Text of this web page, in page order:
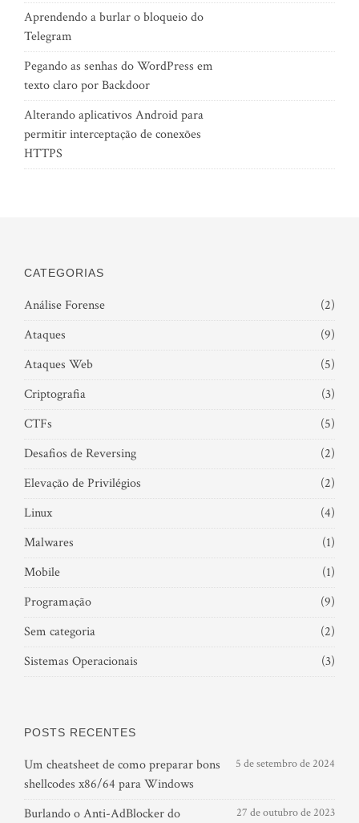
Aprendendo a burlar o bloqueio do
Telegram
Pegando as senhas do WordPress em
texto claro por Backdoor
Alterando aplicativos Android para
permitir interceptação de conexões
HTTPS
CATEGORIAS
Análise Forense
(2)
Ataques
(9)
Ataques Web
(5)
Criptografia
(3)
CTFs
(5)
Desafios de Reversing
(2)
Elevação de Privilégios
(2)
Linux
(4)
Malwares
(1)
Mobile
(1)
Programação
(9)
Sem categoria
(2)
Sistemas Operacionais
(3)
POSTS RECENTES
Um cheatsheet de como preparar bons
shellcodes x86/64 para Windows
5 de setembro de 2024
Burlando o Anti-AdBlocker do
27 de outubro de 2023